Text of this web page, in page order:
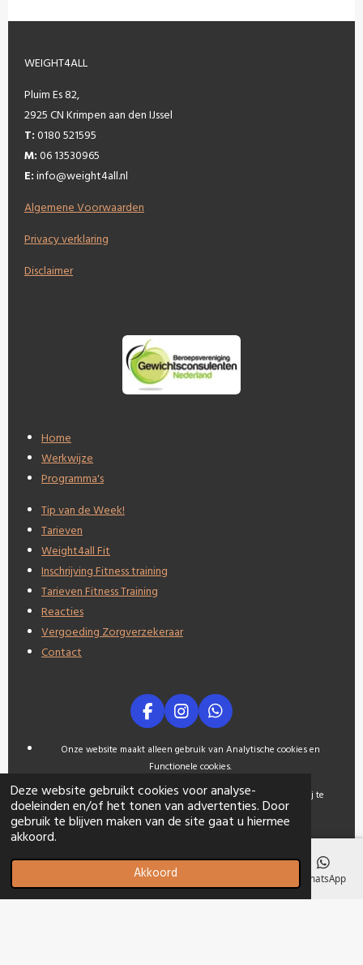
Deze website gebruikt cookies voor analyse-
doeleinden en/of het tonen van advertenties. Door
gebruik te blijven maken van de site gaat u hiermee
akkoord.
Akkoord
WEIGHT4ALL
Pluim Es 82,
2925 CN Krimpen aan den IJssel
T:0180 521595
M:06 13530965
E:info@weight4all.nl
Algemene Voorwaarden
Privacy verklaring
Disclaimer
Home
Werkwijze
Programma's
Tip van de Week!
Tarieven
Weight4all Fit
Inschrijving Fitness training
Tarieven Fitness Training
Reacties
Vergoeding Zorgverzekeraar
Contact
F
a
c
e
o
o
k
I
n
s
t
g
r
a
W
h
a
t
A
p
p
Onze website maakt alleen gebruik van Analytische cookies en
Functionele cookies.
Wij gebruiken analytische cookies om bezoekersstatistieken bij te
houden.
Wij gebruiken Functionele cookies om onze webshop te laten
functioneren. Bijvoorbeeld bestanden die bijhouden wat er in een
winkelwagentje zit.
© 2021 - 2026Adealyweb
Telefoonnummer WhatsApp